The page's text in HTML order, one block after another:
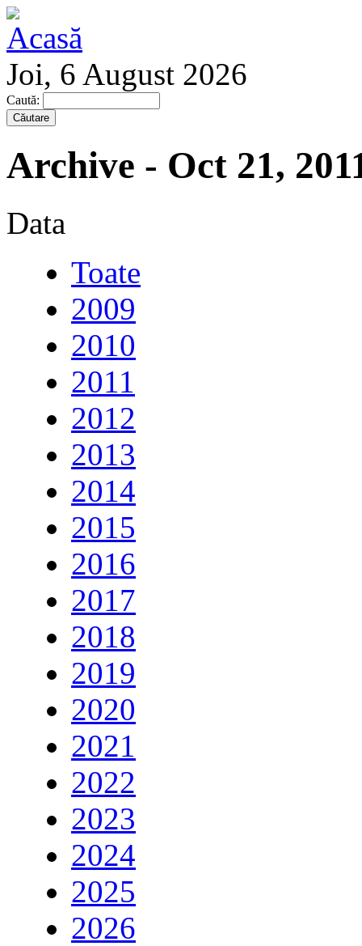
Joi, 6 August 2026
Caută:
Archive - Oct 21,
Data
Toate
2009
2010
2011
2012
2013
2014
2015
2016
2017
2018
2019
2020
2021
2022
2023
2024
2025
2026